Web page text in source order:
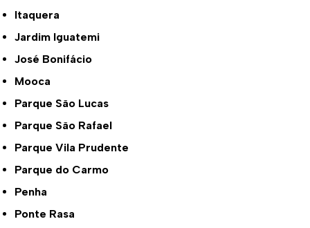
Itaquera
Jardim Iguatemi
José Bonifácio
Mooca
Parque São Lucas
Parque São Rafael
Parque Vila Prudente
Parque do Carmo
Penha
Ponte Rasa